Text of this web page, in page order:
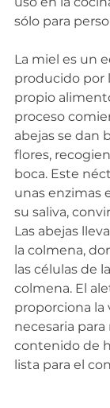
sólo para
La miel es un
producido por
propio
proceso
abejas se dan
flores,
boca. Este
unas enzimas
su saliva,
Las abejas
la colmena,
las células de
colmena. El
proporciona la
necesaria
contenido de
lista para el